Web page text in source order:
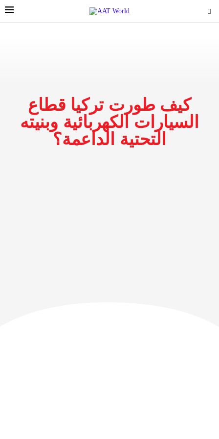
كيف طورت تركيا قطاع
السيارات الكهربائية وبنيته
التحتية الداعمة؟